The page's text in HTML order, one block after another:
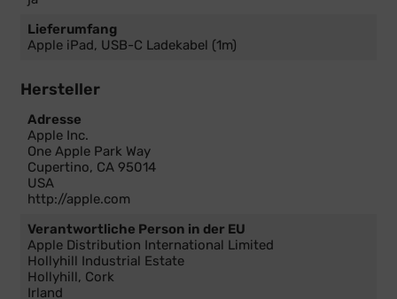
Lieferumfang
Apple iPad, USB-C Ladekabel (1m)
Hersteller
Adresse
Apple Inc.
One Apple Park Way
Cupertino, CA 95014
USA
http://apple.com
Verantwortliche Person in der EU
Apple Distribution International Limited
Hollyhill Industrial Estate
Hollyhill, Cork
Irland